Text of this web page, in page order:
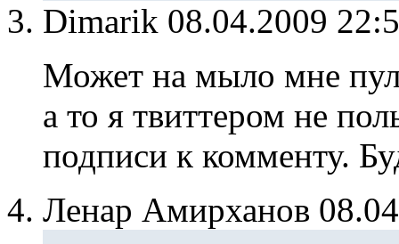
Dimarik 08.04.2009
Может на мыло мне
а то я твиттером не
подписи к комменту.
Ленар Амирханов